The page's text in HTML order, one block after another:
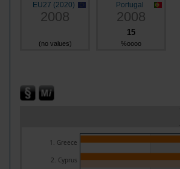
EU27 (2020)
2008
(no values)
Portugal
2008
15
%oooo
1. Greece
2. Cyprus